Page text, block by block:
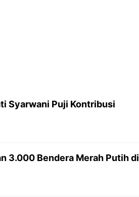
Syarwani Puji Kontribusi
3.000 Bendera Merah Putih di